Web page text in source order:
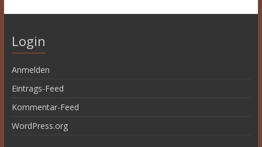
Login
Anmelden
Eintrags-Feed
Kommentar-Feed
WordPress.org